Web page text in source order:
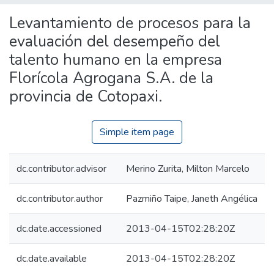
Levantamiento de procesos para la
evaluación del desempeño del
talento humano en la empresa
Florícola Agrogana S.A. de la
provincia de Cotopaxi.
Simple item page
dc.contributor.advisor Merino Zurita, Milton Marcelo
dc.contributor.author Pazmiño Taipe, Janeth Angélica
dc.date.accessioned 2013-04-15T02:28:20Z
dc.date.available 2013-04-15T02:28:20Z